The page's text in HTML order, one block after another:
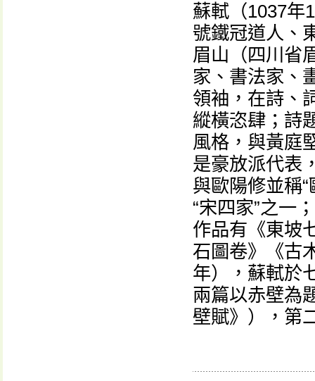
蘇軾（1037年
號鐵冠道人、
眉山（四川省
家、書法家、
領袖，在詩、
縱橫恣肆；詩
風格，與黃庭
是豪放派代表
與歐陽修並稱
“宋四家”之一
作品有《東坡
石圖卷》《古
年），蘇軾於
兩篇以赤壁為
壁賦》），第